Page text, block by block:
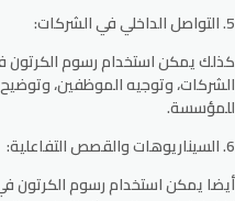
5. التواصل الداخلي في الشركات:
كذلك يمكن استخدام رسوم الكرتون
الشركات، وتوجيه الموظفين، وتوضيح
للمؤسسة.
6. السيناريوهات والقصص التفاعلية:
أيضا يمكن استخدام رسوم